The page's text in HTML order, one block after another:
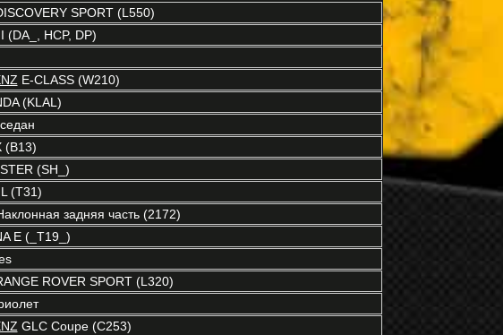
SPORT (L550)
(DA_, HCP, DP)
E-CLASS (W210)
(KLAL)
(B13)
(SH_)
(T31)
задняя часть (2172)
E (_T19_)
ROVER SPORT (L320)
GLC Coupe (C253)